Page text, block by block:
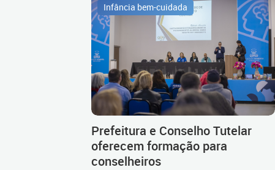
Infância bem-cuidada
Prefeitura e Conselho Tutelar
oferecem formação para
conselheiros